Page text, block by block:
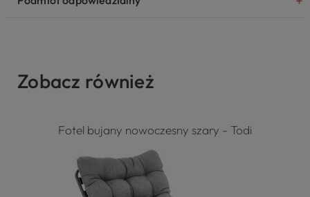
Zobacz również
Fotel bujany nowoczesny szary - Todi